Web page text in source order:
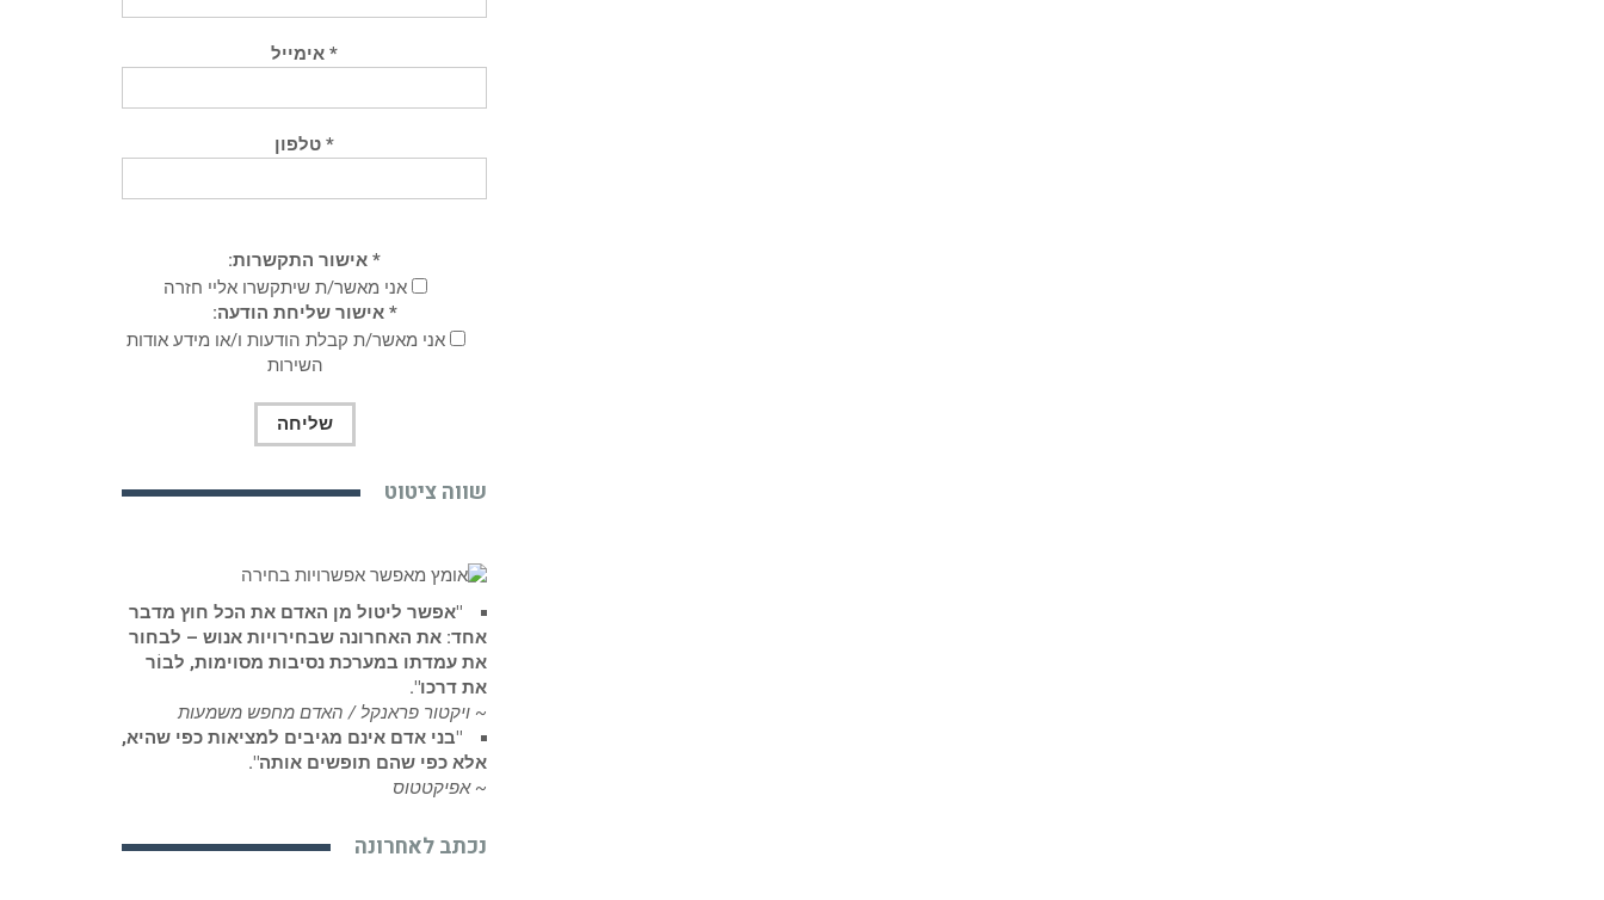
* אימייל
* טלפון
* אישור התקשרות:
אני מאשר/ת שיתקשרו אליי חזרה
* אישור שליחת הודעה:
אני מאשר/ת קבלת הודעות ו/או מידע אודות
השירות
שווה ציטוט
"אפשר ליטול מן האדם את הכל חוץ מדבר
אחד: את האחרונה שבחירויות אנוש – לבחור
את עמדתו במערכת נסיבות מסוימות, לבוֹר
את דרכו".
~ ויקטור פראנקל / האדם מחפש משמעות
"בני אדם אינם מגיבים למציאות כפי שהיא,
אלא כפי שהם תופשים אותה".
~ אפיקטטוס
נכתב לאחרונה